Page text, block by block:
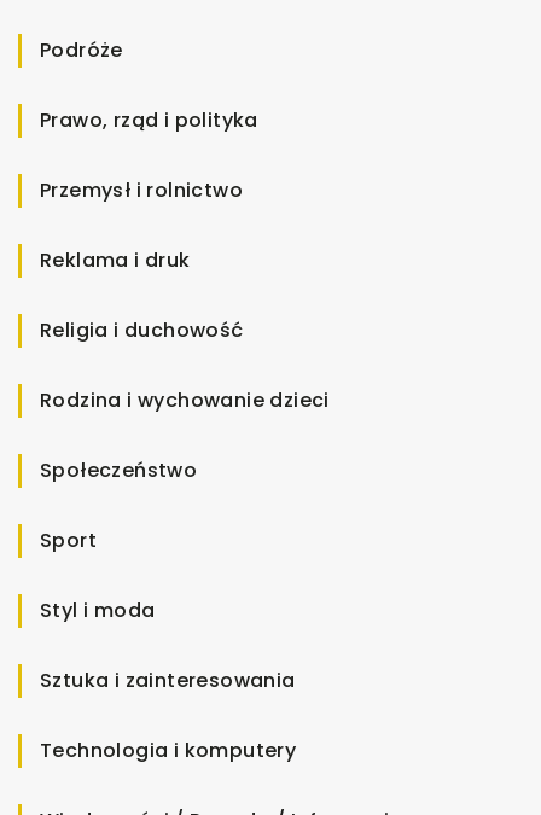
Podróże
Prawo, rząd i polityka
Przemysł i rolnictwo
Reklama i druk
Religia i duchowość
Rodzina i wychowanie dzieci
Społeczeństwo
Sport
Styl i moda
Sztuka i zainteresowania
Technologia i komputery